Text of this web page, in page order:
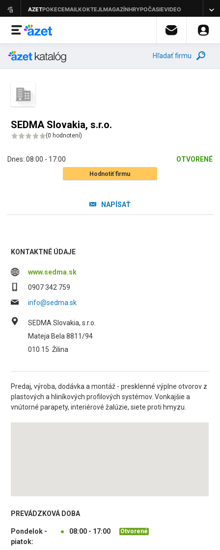
Hľadať firmu
SEDMA Slovakia, s.r.o.
(0 hodnotení)
Dnes: 08:00 - 17:00 OTVORENÉ
Hodnotiť firmu
NAPÍSAŤ
KONTAKTNÉ ÚDAJE
www.sedma.sk
0907 342 759
info@sedma.sk
SEDMA Slovakia, s.r.o.
Mateja Bela 8811/94
010 15 Žilina
Predaj, výroba, dodávka a montáž - presklenné výplne otvorov z
plastových a hliníkových profilových systémov. Vonkajšie a
vnútorné parapety, interiérové žalúzie, siete proti hmyzu.
PREVÁDZKOVÁ DOBA
Pondelok -
piatok:
● 08:00 - 17:00 Otvorené